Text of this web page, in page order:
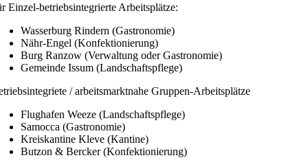
Einzel-betriebsintegrierte Arbeitsplätze:
Wasserburg Rindern (Gastronomie)
Nähr-Engel (Konfektionierung)
Burg Ranzow (Verwaltung oder Gastronomie)
Gemeinde Issum (Landschaftspflege)
/ arbeitsmarktnahe Gruppen-Arbeitsplätze
Flughafen Weeze (Landschaftspflege)
Samocca (Gastronomie)
Kreiskantine Kleve (Kantine)
Butzon & Bercker (Konfektionierung)